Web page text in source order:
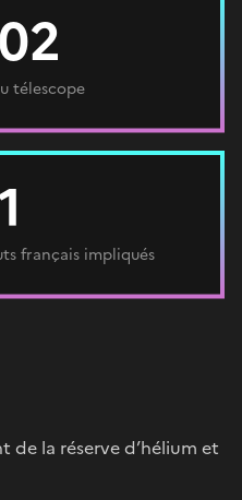
télescope
français impliqués
de la réserve d’hélium et